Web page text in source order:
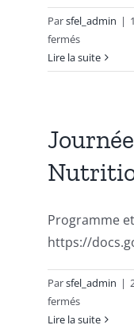
2024
Paris
Parsfel_admin |
ferméssur
Journée
GLN
mineurs,
effets
majeurs! »,
Lundi
Novembre
de
à
Paris
Lire la suite
Programme
https://
Parsfel_admin |
ferméssur
Journée
Lire la suite